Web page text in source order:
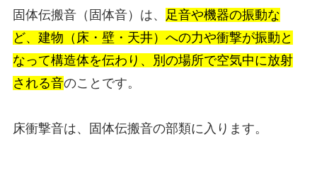
固体伝搬音（固体音）は、
足音や機器の振動な
ど、建物（床・壁・天井）への力や衝撃が振動と
なって構造体を伝わり、別の場所で空気中に放射
される音のことです。
床衝撃音は、固体伝搬音の部類に入ります。